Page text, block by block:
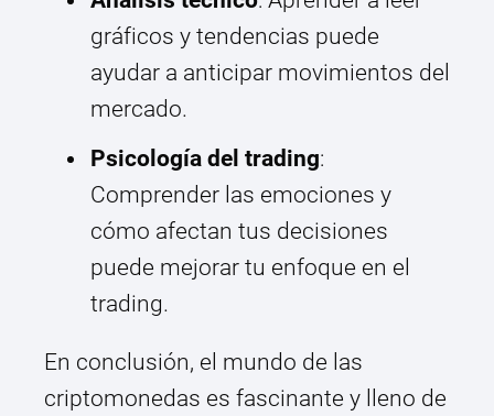
gráficos y tendencias puede
ayudar a anticipar movimientos del
mercado.
Psicología del trading:
Comprender las emociones y
cómo afectan tus decisiones
puede mejorar tu enfoque en el
trading.
En conclusión, el mundo de las
criptomonedas es fascinante y lleno de